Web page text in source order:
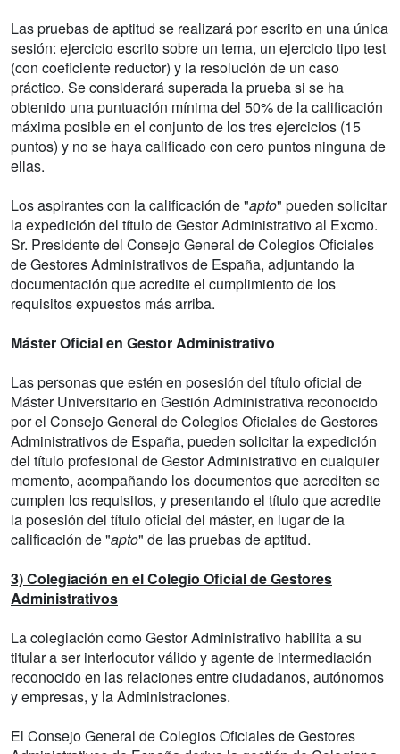
Las pruebas de aptitud se realizará por escrito en una única
sesión: ejercicio escrito sobre un tema, un ejercicio tipo test
(con coeficiente reductor) y la resolución de un caso
práctico. Se considerará superada la prueba si se ha
obtenido una puntuación mínima del 50% de la calificación
máxima posible en el conjunto de los tres ejercicios (15
puntos) y no se haya calificado con cero puntos ninguna de
ellas.
Los aspirantes con la calificación de "apto" pueden solicitar
la expedición del título de Gestor Administrativo al Excmo.
Sr. Presidente del Consejo General de Colegios Oficiales
de Gestores Administrativos de España, adjuntando la
documentación que acredite el cumplimiento de los
requisitos expuestos más arriba.
Máster Oficial en Gestor Administrativo
Las personas que estén en posesión del título oficial de
Máster Universitario en Gestión Administrativa reconocido
por el Consejo General de Colegios Oficiales de Gestores
Administrativos de España, pueden solicitar la expedición
del título profesional de Gestor Administrativo en cualquier
momento, acompañando los documentos que acrediten se
cumplen los requisitos, y presentando el título que acredite
la posesión del título oficial del máster, en lugar de la
calificación de "apto" de las pruebas de aptitud.
3) Colegiación en el Colegio Oficial de Gestores
Administrativos
La colegiación como Gestor Administrativo habilita a su
titular a ser interlocutor válido y agente de intermediación
reconocido en las relaciones entre ciudadanos, autónomos
y empresas, y la Administraciones.
El Consejo General de Colegios Oficiales de Gestores